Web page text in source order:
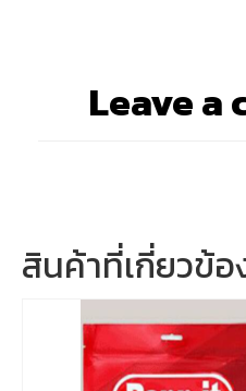
Leave a
สินค้าที่เกี่ยวข้อ